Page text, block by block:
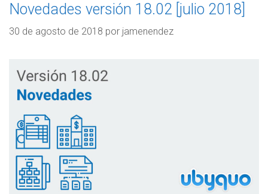
Novedades versión 18.02 [julio 2018]
30 de agosto de 2018 por jamenendez